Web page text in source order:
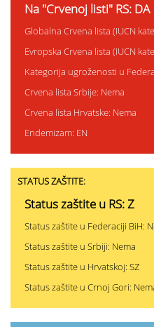
Na "Crvenoj listi" RS: DA
Globalna Crvena lista (IUCN
Evropska Crvena lista (IUCN
Kategorija ugroženosti u
Crvena lista Srbije: Nema
Crvena lista Hrvatske: Nema
Endemizam: EN
STATUS ZAŠTITE:
Status zaštite u RS: Z
Status zaštite u Federaciji BiH:
Status zaštite u Srbiji: Nema
Status zaštite u Hrvatskoj: SZ
Status zaštite u Crnoj Gori: